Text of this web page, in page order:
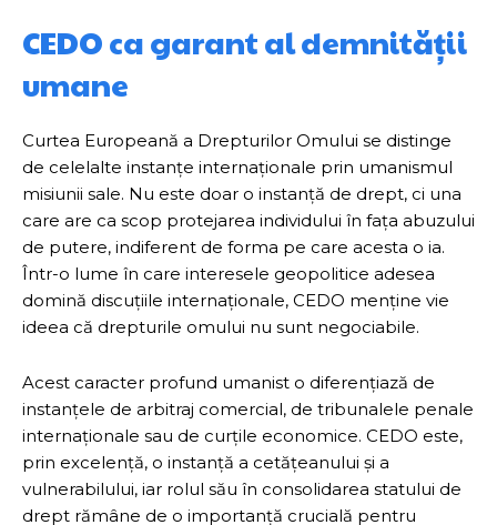
CEDO ca garant al demnității
umane
Curtea Europeană a Drepturilor Omului se distinge
de celelalte instanțe internaționale prin umanismul
misiunii sale. Nu este doar o instanță de drept, ci una
care are ca scop protejarea individului în fața abuzului
de putere, indiferent de forma pe care acesta o ia.
Într-o lume în care interesele geopolitice adesea
domină discuțiile internaționale, CEDO menține vie
ideea că drepturile omului nu sunt negociabile.
Acest caracter profund umanist o diferențiază de
instanțele de arbitraj comercial, de tribunalele penale
internaționale sau de curțile economice. CEDO este,
prin excelență, o instanță a cetățeanului și a
vulnerabilului, iar rolul său în consolidarea statului de
drept rămâne de o importanță crucială pentru